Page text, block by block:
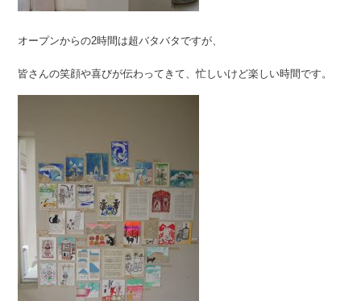
オープンからの2時間は超バタバタですが、
皆さんの笑顔や喜びが伝わってきて、忙しいけど楽しい時間です。